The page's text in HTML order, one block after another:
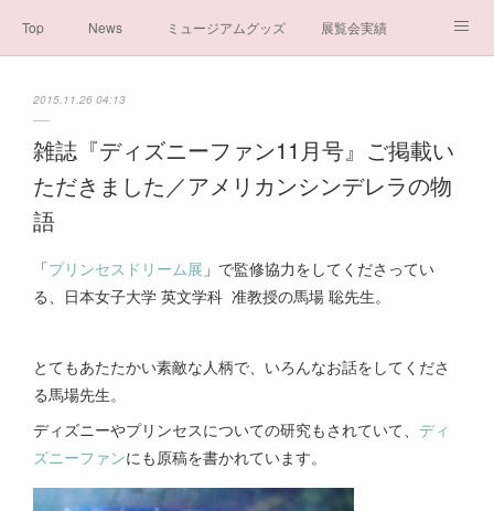
Top News ミュージアムグッズ 展覧会実績
お問い合わせ 一般社団法人シンデレラ芸術文化振興会
2015.11.26 04:13
雑誌『ディズニーファン11月号』ご掲載い
ただきました／アメリカンシンデレラの物
語
「プリンセスドリーム展 」で監修協力をしてくださってい
る、日本女子大学 英文学科 准教授の馬場 聡先生。
とてもあたたかい素敵な人柄で、いろんなお話をしてくださ
る馬場先生。
ディズニーやプリンセスについての研究もされていて、 ディ
ズニーファンにも原稿を書かれています。